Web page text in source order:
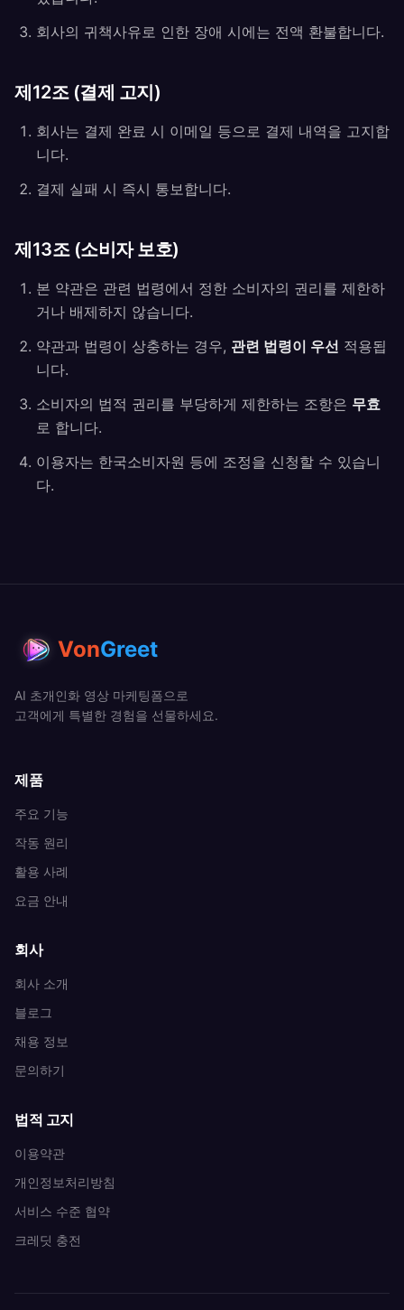
회사의 귀책사유로 인한 장애 시에는 전액 환불합니다.
제12조 (결제 고지)
회사는 결제 완료 시 이메일 등으로 결제 내역을 고지합
니다.
결제 실패 시 즉시 통보합니다.
제13조 (소비자 보호)
본 약관은 관련 법령에서 정한 소비자의 권리를 제한하
거나 배제하지 않습니다.
약관과 법령이 상충하는 경우, 관련 법령이 우선 적용됩
니다.
소비자의 법적 권리를 부당하게 제한하는 조항은 무효
로 합니다.
이용자는 한국소비자원 등에 조정을 신청할 수 있습니
다.
VonGreet
AI 초개인화 영상 마케팅폼으로
고객에게 특별한 경험을 선물하세요.
제품
주요 기능
작동 원리
활용 사례
요금 안내
회사
회사 소개
블로그
채용 정보
문의하기
법적 고지
이용약관
개인정보처리방침
서비스 수준 협약
크레딧 충전